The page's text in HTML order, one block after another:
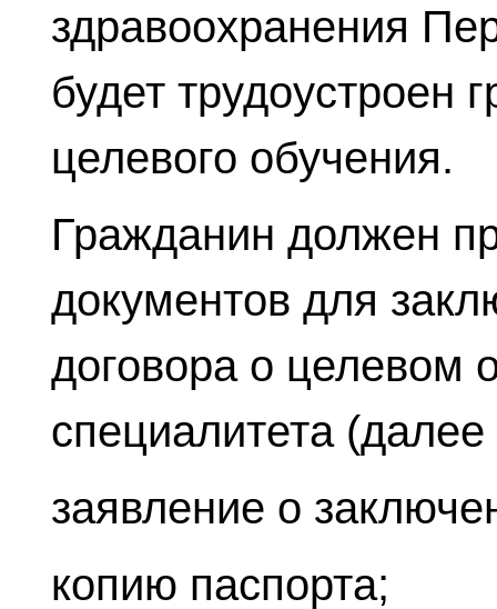
здравоохранения
будет трудоустроен
целевого обучения.
Гражданин должен
документов для
договора о целевом
специалитета (далее
заявление о
копию паспорта;